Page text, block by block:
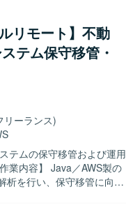
ケーション開発を行いま
開発のプラクティスを取
、既存機能との整合性を
主
ションを取りながら開発
要件や仕様の変化にも柔軟
開発できる方が望ましい
件に対応する開発経験を
張開発を通じて、既存資産
る環境です。 【開発
パッケージのアドオン開発
リモート】不動
テム保守移管・
リーランス)
テムの保守移管および運用
析を行い、保守移管に向け